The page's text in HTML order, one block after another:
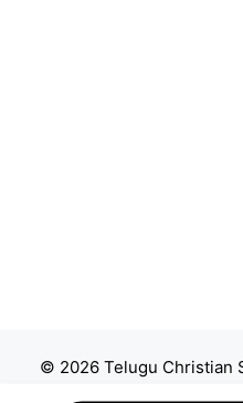
© 2026 Telugu Christian